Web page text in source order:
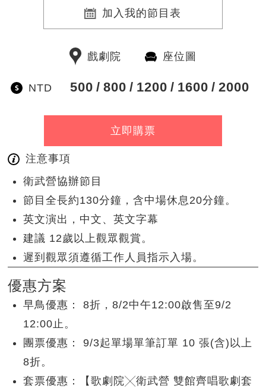
加入我的節目表
戲劇院 座位圖
NTD 500 800 1200 1600 2000
立即購票
注意事項
衛武營協辦節目
節目全長約130分鐘，含中場休息20分鐘。
英文演出，中文、英文字幕
建議 12歲以上觀眾觀賞。
遲到觀眾須遵循工作人員指示入場。
優惠方案
早鳥優惠： 8折，8/2中午12:00啟售至9/2
12:00止。
團票優惠： 9/3起單場單筆訂單 10 張(含)以上
8折。
套票優惠：【歌劇院╳衛武營 雙館齊唱歌劇套